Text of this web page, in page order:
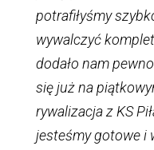
potrafiłyśmy
wywalczyć
dodało nam
się już na
rywalizacja z KS
jesteśmy gotowe i